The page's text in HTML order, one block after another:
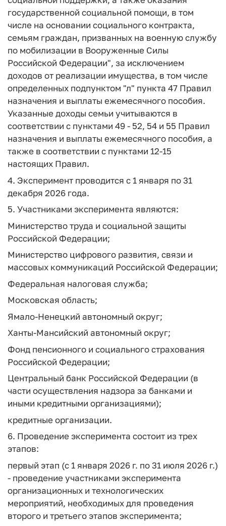
государственной социальной помощи, в том
числе на основании социального контракта,
семьям граждан, призванных на военную службу
по мобилизации в Вооруженные Силы
Российской Федерации", за исключением
доходов от реализации имущества, в том числе
определенных подпунктом "л" пункта 47 Правил
назначения и выплаты ежемесячного пособия.
Указанные доходы семьи учитываются в
соответствии с пунктами 49 - 52, 54 и 55 Правил
назначения и выплаты ежемесячного пособия, а
также в соответствии с пунктами 12-15
настоящих Правил.
4. Эксперимент проводится с 1 января по 31
декабря 2026 года.
5. Участниками эксперимента являются:
Министерство труда и социальной защиты
Российской Федерации;
Министерство цифрового развития, связи и
массовых коммуникаций Российской Федерации;
Федеральная налоговая служба;
Московская область;
Ямало-Ненецкий автономный округ;
Ханты-Мансийский автономный округ;
Фонд пенсионного и социального страхования
Российской Федерации;
Центральный банк Российской Федерации (в
части осуществления надзора за банками и
иными кредитными организациями);
кредитные организации.
6. Проведение эксперимента состоит из трех
этапов:
первый этап (с 1 января 2026 г. по 31 июля 2026 г.)
- проведение участниками эксперимента
организационных и технологических
мероприятий, необходимых для проведения
второго и третьего этапов эксперимента;